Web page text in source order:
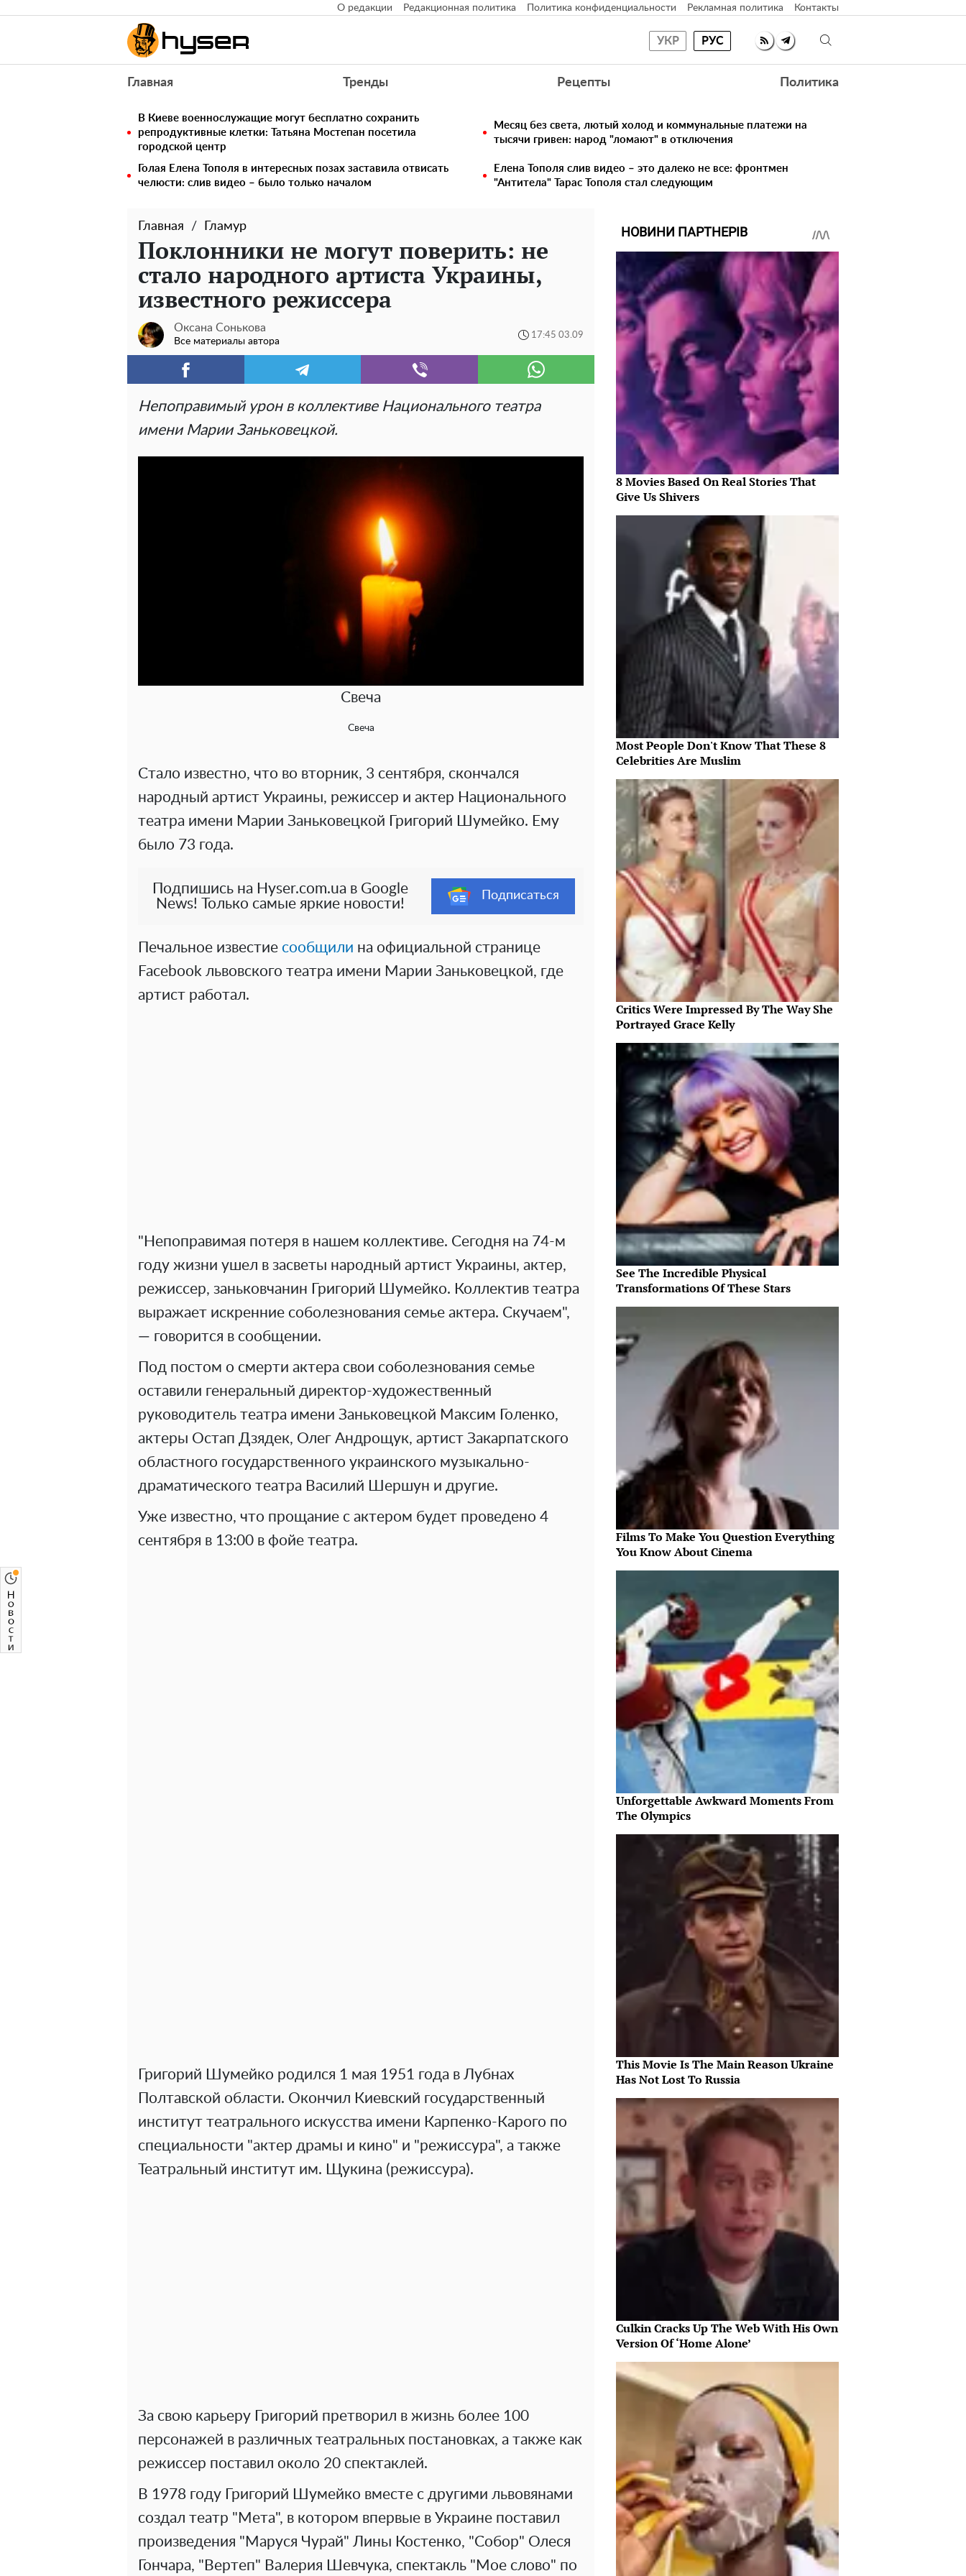
О редакции Редакционная политика Политика конфиденциальности Рекламная политика Контакты
УКР РУС
Главная Тренды Рецепты Политика
В Киеве военнослужащие могут бесплатно сохранить
репродуктивные клетки: Татьяна Мостепан посетила
городской центр
Месяц без света, лютый холод и коммунальные платежи на
тысячи гривен: народ "ломают" в отключения
Голая Елена Тополя в интересных позах заставила отвисать
челюсти: слив видео – было только началом
Елена Тополя слив видео – это далеко не все: фронтмен
"Антитела" Тарас Тополя стал следующим
Главная Гламур
Поклонники не могут поверить: не
стало народного артиста Украины,
известного режиссера
Оксана Сонькова
Все материалы автора
17:45 03.09
Непоправимый урон в коллективе Национального театра
имени Марии Заньковецкой.
Свеча
Свеча
Стало известно, что во вторник, 3 сентября, скончался
народный артист Украины, режиссер и актер Национального
театра имени Марии Заньковецкой Григорий Шумейко. Ему
было 73 года.
Подпишись на Hyser.com.ua в Google
News! Только самые яркие новости!
Подписаться
Печальное известие сообщили на официальной странице
Facebook львовского театра имени Марии Заньковецкой, где
артист работал.
"Непоправимая потеря в нашем коллективе. Сегодня на 74-м
году жизни ушел в засветы народный артист Украины, актер,
режиссер, заньковчанин Григорий Шумейко. Коллектив театра
выражает искренние соболезнования семье актера. Скучаем",
— говорится в сообщении.
Под постом о смерти актера свои соболезнования семье
оставили генеральный директор-художественный
руководитель театра имени Заньковецкой Максим Голенко,
актеры Остап Дзядек, Олег Андрощук, артист Закарпатского
областного государственного украинского музыкально-
драматического театра Василий Шершун и другие.
Уже известно, что прощание с актером будет проведено 4
сентября в 13:00 в фойе театра.
Григорий Шумейко родился 1 мая 1951 года в Лубнах
Полтавской области. Окончил Киевский государственный
институт театрального искусства имени Карпенко-Карого по
специальности "актер драмы и кино" и "режиссура", а также
Театральный институт им. Щукина (режиссура).
За свою карьеру Григорий претворил в жизнь более 100
персонажей в различных театральных постановках, а также как
режиссер поставил около 20 спектаклей.
В 1978 году Григорий Шумейко вместе с другими львовянами
создал театр "Мета", в котором впервые в Украине поставил
произведения "Маруся Чурай" Лины Костенко, "Собор" Олеся
Гончара, "Вертеп" Валерия Шевчука, спектакль "Мое слово" по
НОВИНИ ПАРТНЕРІВ
8 Movies Based On Real Stories That
Give Us Shivers
Most People Don't Know That These 8
Celebrities Are Muslim
Critics Were Impressed By The Way She
Portrayed Grace Kelly
See The Incredible Physical
Transformations Of These Stars
Films To Make You Question Everything
You Know About Cinema
Unforgettable Awkward Moments From
The Olympics
This Movie Is The Main Reason Ukraine
Has Not Lost To Russia
Culkin Cracks Up The Web With His Own
Version Of ‘Home Alone’